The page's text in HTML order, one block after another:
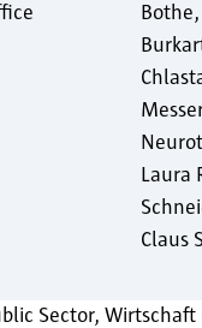
Bothe
Laura
Claus
Sector, Wirtschaft